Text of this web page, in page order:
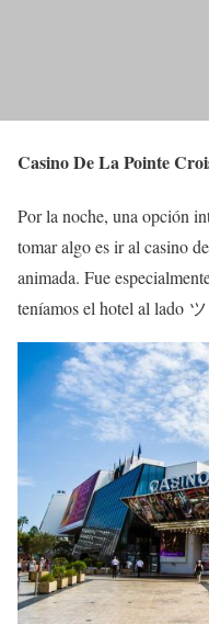
Casino De La Pointe
Por la noche, una opción
tomar algo es ir al casino
animada. Fue
teníamos el hotel al lado